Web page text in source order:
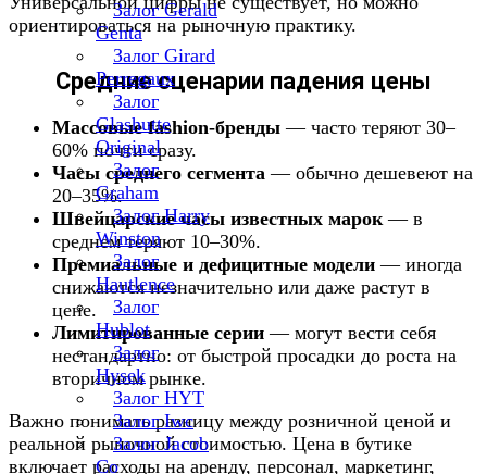
Залог Gerald
Genta
Залог Girard
Perregaux
Залог
Glashutte
Original
Залог
Graham
Залог Harry
Winston
Залог
Hautlence
Залог
Hublot
Залог
Hysek
Залог HYT
Залог Iwc
Залог Jacob
Co
ориентироваться на рыночную практику.
Средние сценарии падения цены
Массовые fashion-бренды — часто теряют 30–
60% почти сразу.
Часы среднего сегмента — обычно дешевеют на
20–35%.
Швейцарские часы известных марок— в
среднем теряют 10–30%.
Премиальные и дефицитные модели — иногда
снижаются незначительно или даже растут в
цене.
Лимитированные серии — могут вести себя
нестандартно: от быстрой просадки до роста на
вторичном рынке.
Важно понимать разницу между розничной ценой и
реальной рыночной стоимостью. Цена в бутике
включает расходы на аренду, персонал, маркетинг,